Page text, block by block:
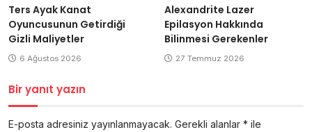
Ters Ayak Kanat
Oyuncusunun Getirdiği
Gizli Maliyetler
6 Ağustos 2026
Alexandrite Lazer
Epilasyon Hakkında
Bilinmesi Gerekenler
27 Temmuz 2026
Bir yanıt yazın
E-posta adresiniz yayınlanmayacak. Gerekli alanlar * ile